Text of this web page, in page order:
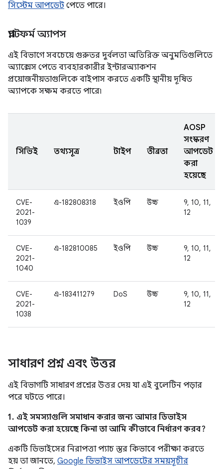
সিস্টেম আপডেট পেতে পারে।
প্ল্যাটফর্ম অ্যাপস
এই বিভাগে সবচেয়ে গুরুতর দুর্বলতা অতিরিক্ত অনুমতিগুলিতে
অ্যাক্সেস পেতে ব্যবহারকারীর ইন্টারঅ্যাকশন
প্রয়োজনীয়তাগুলিকে বাইপাস করতে একটি স্থানীয় দূষিত
অ্যাপকে সক্ষম করতে পারে৷
সিভিই তথ্যসূত্র টাইপ তীব্রতা
AOSP
সংস্করণ
আপডেট
করা
হয়েছে
CVE-
2021-
1039
এ-182808318 ইওপি উচ্চ
9, 10, 11,
12
CVE-
2021-
1040
এ-182810085 ইওপি উচ্চ
9, 10, 11,
12
CVE-
2021-
1038
এ-183411279 DoS উচ্চ
9, 10, 11,
12
সাধারণ প্রশ্ন এবং উত্তর
এই বিভাগটি সাধারণ প্রশ্নের উত্তর দেয় যা এই বুলেটিন পড়ার
পরে ঘটতে পারে।
1. এই সমস্যাগুলি সমাধান করার জন্য আমার ডিভাইস
আপডেট করা হয়েছে কিনা তা আমি কীভাবে নির্ধারণ করব?
একটি ডিভাইসের নিরাপত্তা প্যাচ স্তর কিভাবে পরীক্ষা করতে
হয় তা জানতে, Google ডিভাইস আপডেটের সময়সূচীর